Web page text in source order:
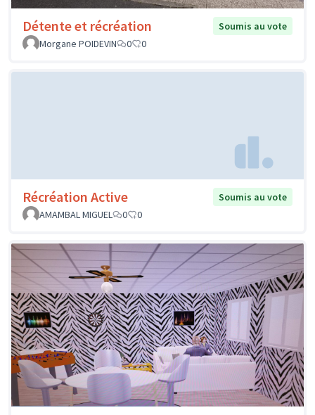
Détente et récréation
Soumis au vote
Morgane POIDEVIN
0 0
Récréation Active
Soumis au vote
AMAMBAL MIGUEL
0 0